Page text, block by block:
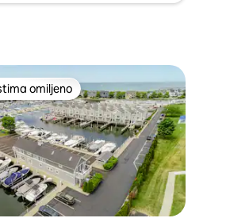
među gostima omiljenim
omiljeno